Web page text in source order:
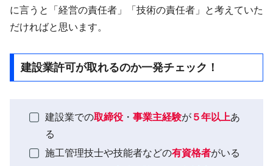
に言うと「経営の責任者」「技術の責任者」と考えていた
だければと思います。
建設業許可が取れるのか一発チェック！
建設業での取締役・ 事業主経験が５年以上あ
る
施工管理技士や技能者などの有資格者がいる